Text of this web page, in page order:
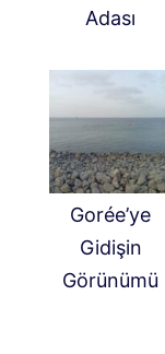
Adası
Gorée’ye
Gidişin
Görünümü